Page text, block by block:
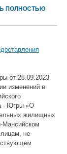
ПОЛНОСТЬЮ
от 28.09.2023
изменений в
- Югры «О
жилищных
Мансийском
не